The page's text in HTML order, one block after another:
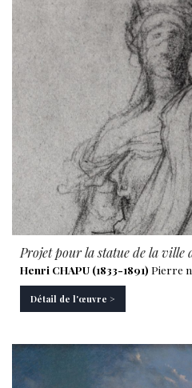
Projet pour la statue de la ville
Henri CHAPU (1833-1891) Pierre
Détail de l'œuvre >